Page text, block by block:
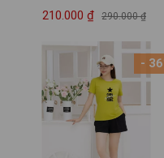
mèo kitty - Loza VP706-
210.000 ₫ 290.000 ₫
-